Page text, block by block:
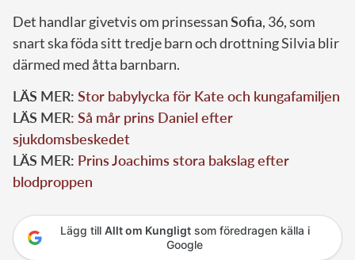
Det handlar givetvis om prinsessanSofia, 36, som
snart ska föda sitt tredje barn och drottning Silvia blir
därmed med åtta barnbarn.
LÄS MER: Stor babylycka för Kate och kungafamiljen
LÄS MER: Så mår prins Daniel efter
sjukdomsbeskedet
LÄS MER: Prins Joachims stora bakslag efter
blodproppen
Lägg till Allt om Kungligtsom föredragen källa i
Google